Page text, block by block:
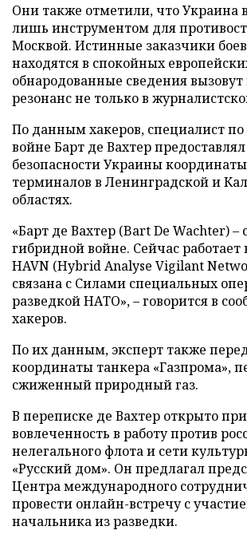
Они также отметили, что Украина
лишь инструментом для
Москвой. Истинные заказчики
находятся в спокойных
обнародованные сведения
резонанс не только в
По данным хакеров, специалист
войне Барт де Вахтер
безопасности Украины
терминалов в Ленинградской и
областях.
«Барт де Вахтер (Bart De Wachter) –
гибридной войне. Сейчас работает
HAVN (Hybrid Analyse Vigilant
связана с Силами специальных
разведкой НАТО», – говорится в
хакеров.
По их данным, эксперт также
координаты танкера «Газпрома»,
сжиженный природный газ.
В переписке де Вахтер открыто
вовлеченность в работу против
нелегального флота и сети
«Русский дом». Он предлагал
Центра международного
провести онлайн-встречу с
начальника из разведки.